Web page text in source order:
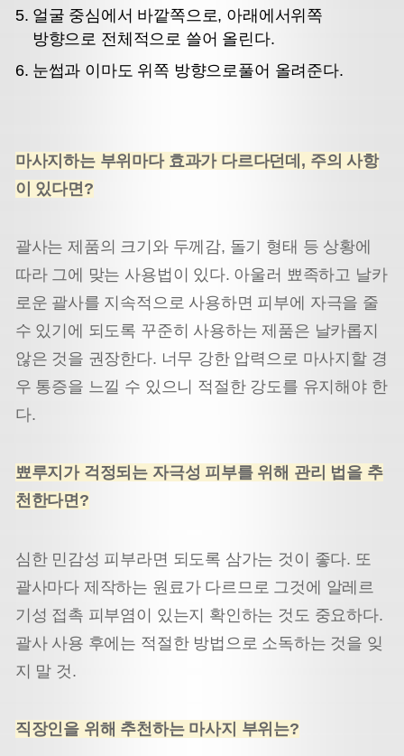
얼굴 중심에서 바깥쪽으로, 아래에서 위쪽
방향으로 전체적으로 쓸어 올린다.
눈썹과 이마도 위쪽 방향으로 풀어 올려준다.
마사지하는 부위마다 효과가 다르다던데, 주의 사항
이 있다면?
괄사는 제품의 크기와 두께감, 돌기 형태 등 상황에
따라 그에 맞는 사용법이 있다. 아울러 뾰족하고 날카
로운 괄사를 지속적으로 사용하면 피부에 자극을 줄
수 있기에 되도록 꾸준히 사용하는 제품은 날카롭지
않은 것을 권장한다. 너무 강한 압력으로 마사지할 경
우 통증을 느낄 수 있으니 적절한 강도를 유지해야 한
다.
뾰루지가 걱정되는 자극성 피부를 위해 관리 법을 추
천한다면?
심한 민감성 피부라면 되도록 삼가는 것이 좋다. 또
괄사마다 제작하는 원료가 다르므로 그것에 알레르
기성 접촉 피부염이 있는지 확인하는 것도 중요하다.
괄사 사용 후에는 적절한 방법으로 소독하는 것을 잊
지 말 것.
직장인을 위해 추천하는 마사지 부위는?